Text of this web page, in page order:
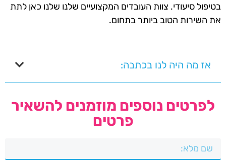
בטיפול סיעודי. צוות העובדים המקצועיים שלנו שלנו כאן לתת
את השירות הטוב ביותר בתחום.
אז מה היה לנו בכתבה:
לפרטים נוספים מוזמנים להשאיר
פרטים